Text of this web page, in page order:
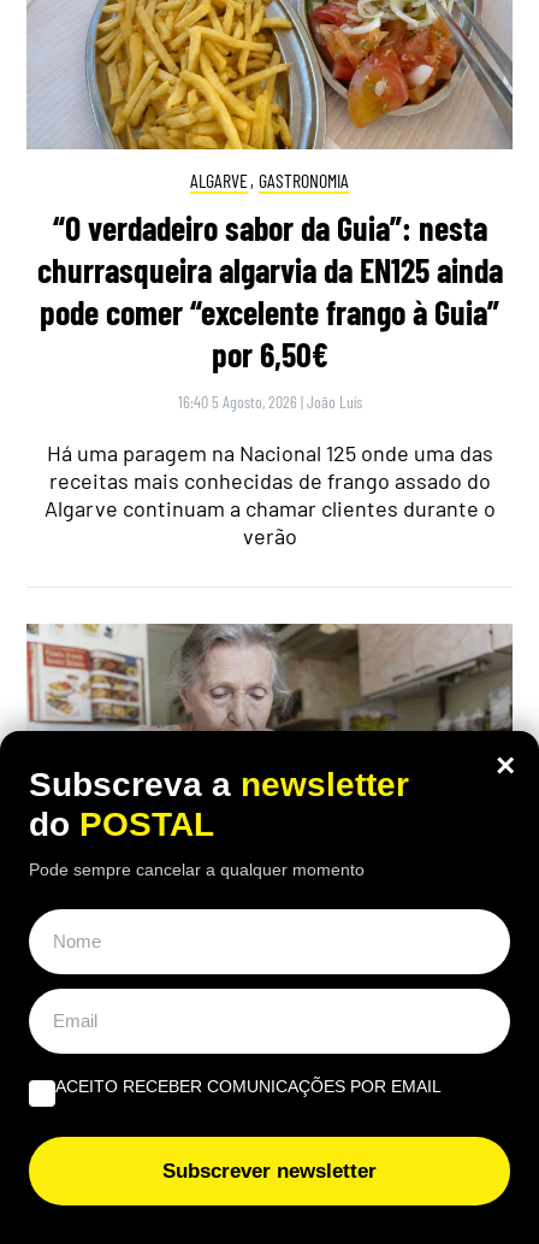
ALGARVE, GASTRONOMIA
“O verdadeiro sabor da Guia”: nesta
churrasqueira algarvia da EN125 ainda
pode comer “excelente frango à Guia”
por 6,50€
16:40 5 Agosto, 2026 |João Luís
Há uma paragem na Nacional 125 onde uma das
receitas mais conhecidas de frango assado do
Algarve continuam a chamar clientes durante o
verão
ECONOMIA,EUROPA
“Considero insuficiente”: reformada de
67 anos recebe 1.790€ mas considera a
pensão ‘injusta’
Depois de 25 anos a trabalhar como auxiliar de
×
Subscreva a newsletter
do POSTAL
Pode sempre cancelar a qualquer momento
ACEITO RECEBER COMUNICAÇÕES POR EMAIL
Subscrever newsletter